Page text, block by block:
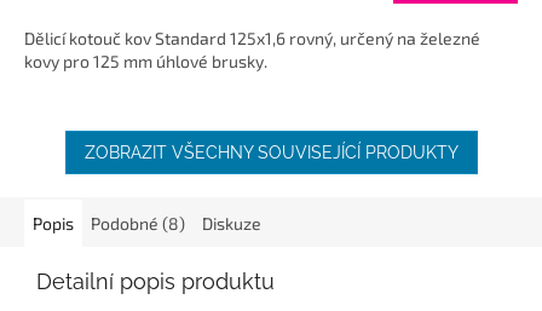
Dělicí kotouč kov Standard 125x1,6 rovný, určený na železné
kovy pro 125 mm úhlové brusky.
ZOBRAZIT VŠECHNY SOUVISEJÍCÍ PRODUKTY
Popis Podobné (8) Diskuze
Detailní popis produktu